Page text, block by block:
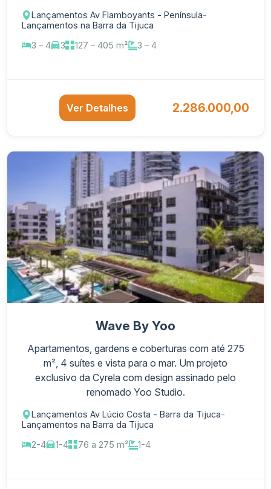
Lançamentos Av Flamboyants - Península-
Lançamentos na Barra da Tijuca
3 – 4
3 127 – 405 m² 3 – 4
Ver Detalhes 2.286.000,00
Wave By Yoo
Apartamentos, gardens e coberturas com até 275
m², 4 suítes e vista para o mar. Um projeto
exclusivo da Cyrela com design assinado pelo
renomado Yoo Studio.
Lançamentos Av Lúcio Costa - Barra da Tijuca-
Lançamentos na Barra da Tijuca
2-4
1-4 76 a 275 m² 1-4